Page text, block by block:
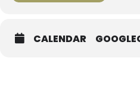
CALENDAR